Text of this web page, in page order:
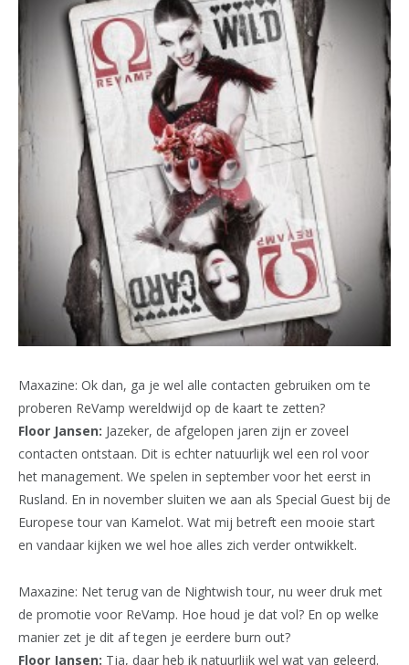
Maxazine: Ok dan, ga je wel alle contacten gebruiken om te
proberen ReVamp wereldwijd op de kaart te zetten?
Floor Jansen: Jazeker, de afgelopen jaren zijn er zoveel
contacten ontstaan. Dit is echter natuurlijk wel een rol voor
het management. We spelen in september voor het eerst in
Rusland. En in november sluiten we aan als Special Guest bij de
Europese tour van Kamelot. Wat mij betreft een mooie start
en vandaar kijken we wel hoe alles zich verder ontwikkelt.
Maxazine: Net terug van de Nightwish tour, nu weer druk met
de promotie voor ReVamp. Hoe houd je dat vol? En op welke
manier zet je dit af tegen je eerdere burn out?
Floor Jansen: Tja, daar heb ik natuurlijk wel wat van geleerd.